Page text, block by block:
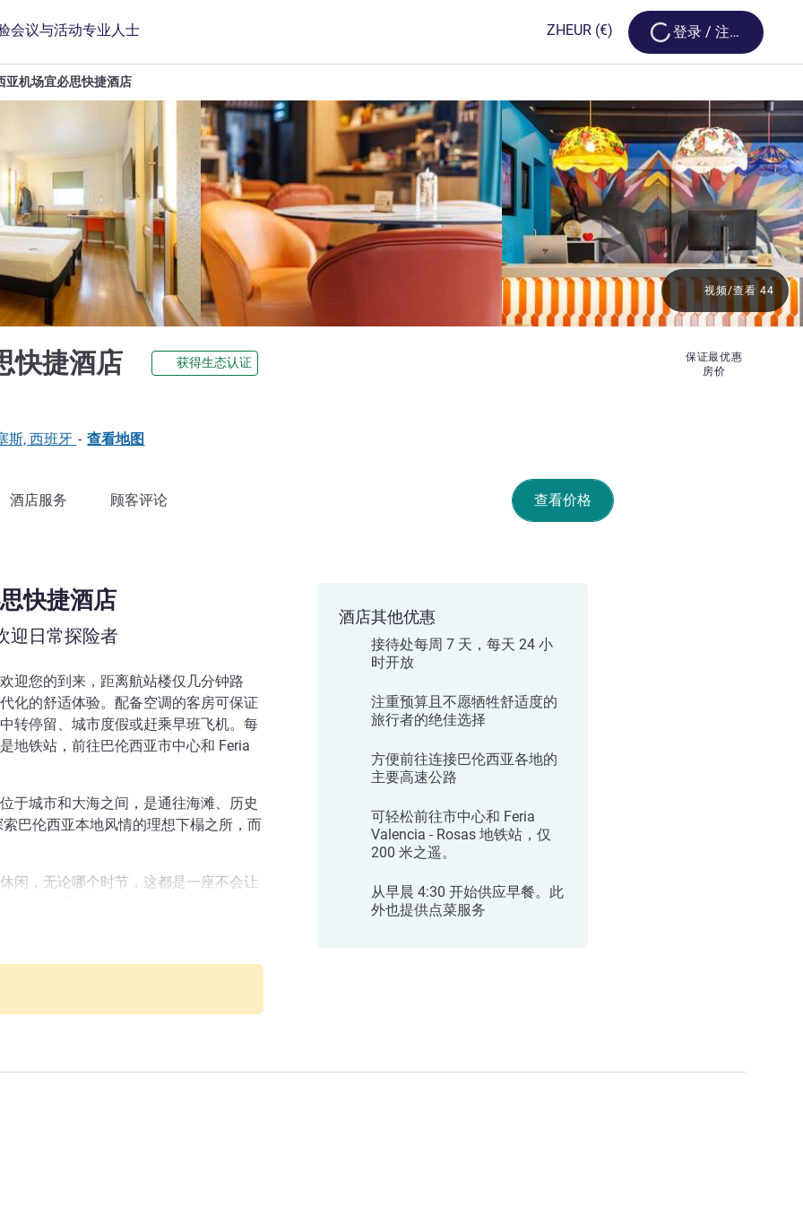
会议与活动专业人士 ZHEUR (€) Loading...
登录 / 注册
亚机场宜必思快捷酒店
快捷酒店 1 星获得生态认证
保证最优惠
房价
视频/查看 44
斯, 西班牙 - 查看地图
查看价格
酒店服务 顾客评论
快捷酒店
迎日常探险者
迎您的到来，距离航站楼仅几分钟路
化的舒适体验。配备空调的客房可保证
转停留、城市度假或赶乘早班飞机。每
地铁站，前往巴伦西亚市中心和 Feria
于城市和大海之间，是通往海滩、历史
巴伦西亚本地风情的理想下榻之所，而
闲，无论哪个时节，这都是一座不会让
临宜必思快捷巴伦西亚机场酒店，距离
酒店其他优惠
接待处每周 7 天，每天 24 小
时开放
注重预算且不愿牺牲舒适度的
旅行者的绝佳选择
方便前往连接巴伦西亚各地的
主要高速公路
可轻松前往市中心和 Feria
Valencia - Rosas 地铁站，仅
200 米之遥。
从早晨 4:30 开始供应早餐。此
外也提供点菜服务